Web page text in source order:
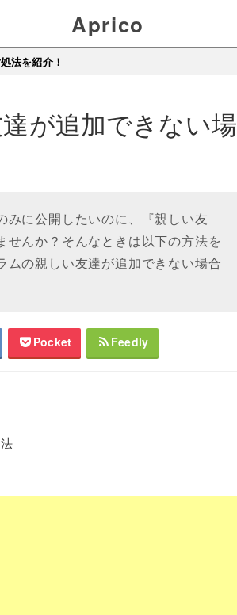
Aprico
法を紹介！
が追加できない場
みに公開したいのに、『親しい友
んか？そんなときは以下の方法を
の親しい友達が追加できない場合
Pocket Feedly